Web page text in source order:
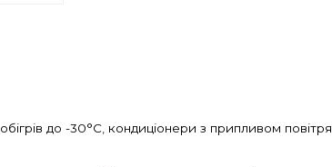
обігрів до -30°C кондиціонери з припливом повітря